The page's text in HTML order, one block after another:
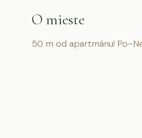
O mieste
50 m od apartmánu!